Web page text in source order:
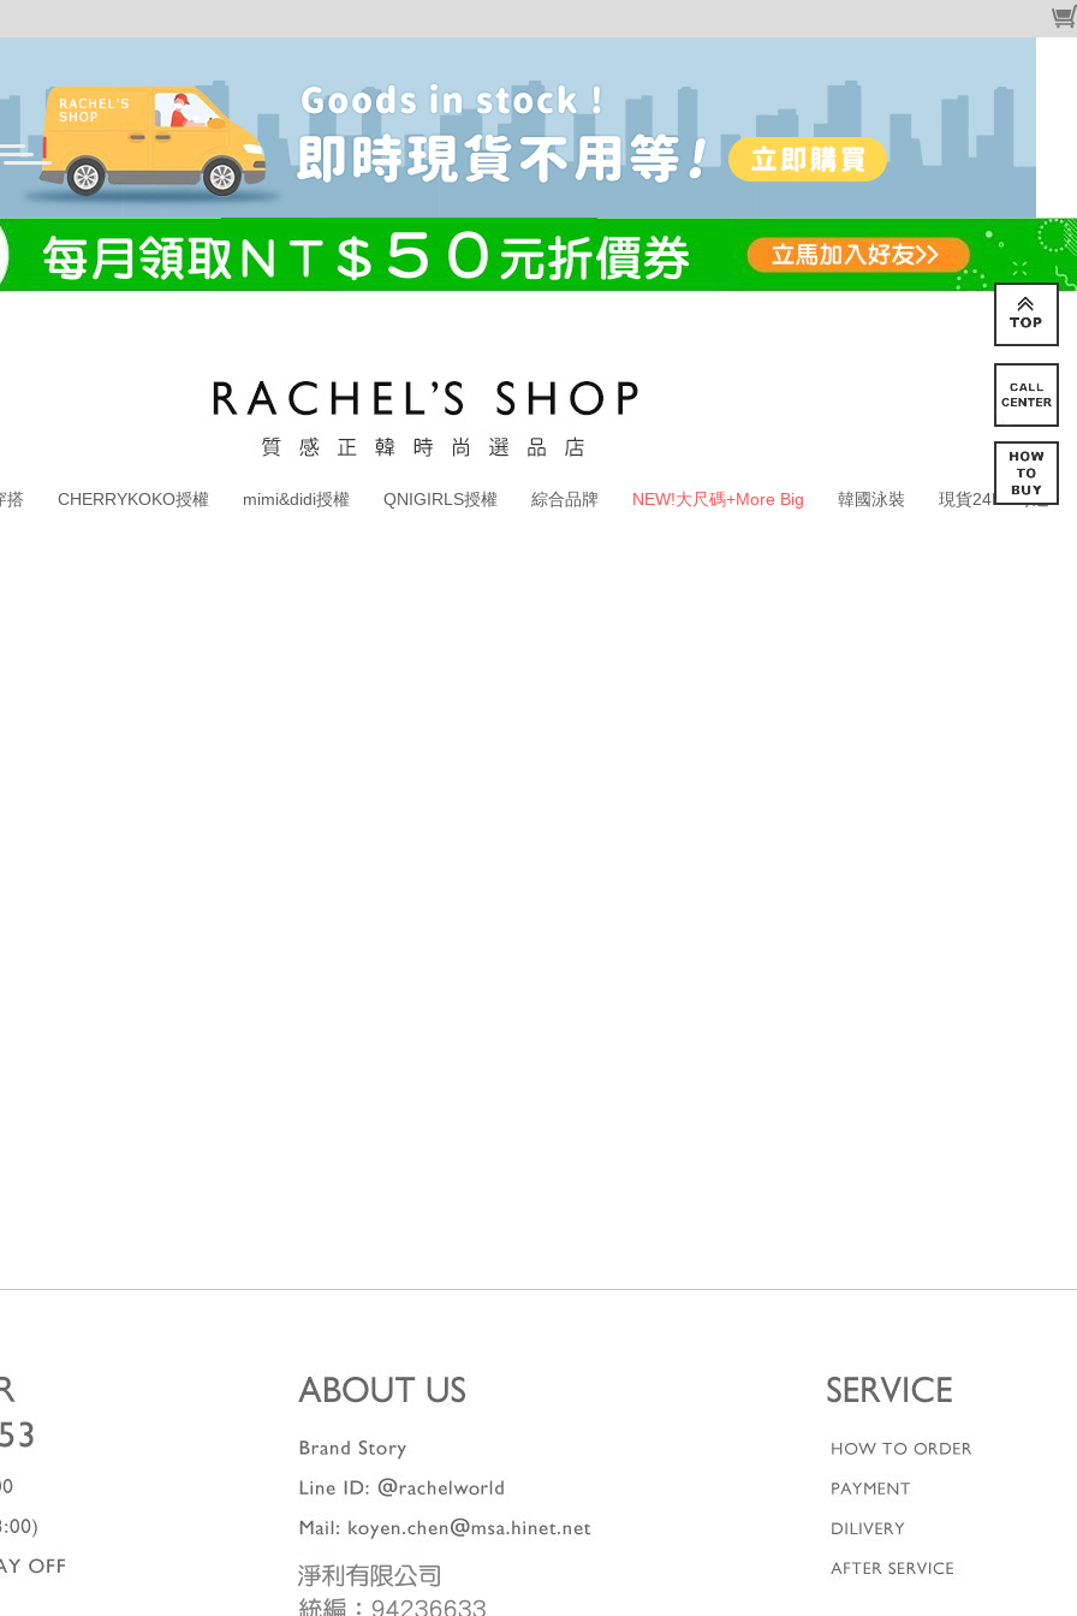
搭 CHERRYKOKO授權 mimi&didi授權 QNIGIRLS授權 綜合品牌 NEW!大尺碼+More Big 韓國泳裝 現貨24HR寄送